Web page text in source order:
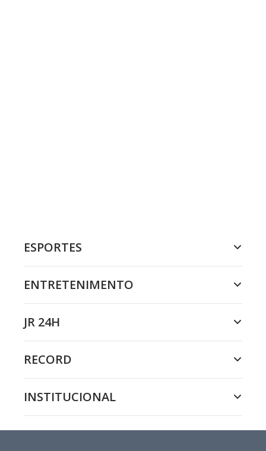
ESPORTES
ENTRETENIMENTO
JR 24H
RECORD
INSTITUCIONAL